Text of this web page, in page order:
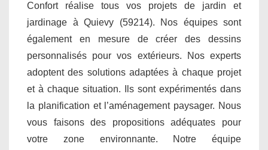
Confort réalise tous vos projets de jardin et
jardinage à Quievy (59214). Nos équipes sont
également en mesure de créer des dessins
personnalisés pour vos extérieurs. Nos experts
adoptent des solutions adaptées à chaque projet
et à chaque situation. Ils sont expérimentés dans
la planification et l’aménagement paysager. Nous
vous faisons des propositions adéquates pour
votre zone environnante. Notre équipe